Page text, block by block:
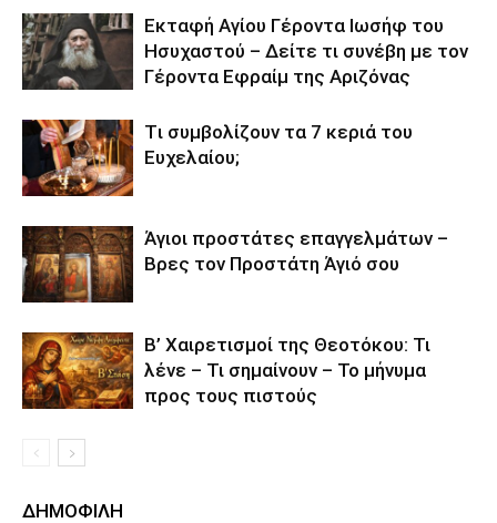
Εκταφή Αγίου Γέροντα Ιωσήφ του
Ησυχαστού – Δείτε τι συνέβη με τον
Γέροντα Εφραίμ της Αριζόνας
Tι συμβολίζουν τα 7 κεριά του
Ευχελαίου;
Άγιοι προστάτες επαγγελμάτων –
Βρες τον Προστάτη Άγιό σου
Β’ Χαιρετισμοί της Θεοτόκου: Τι
λένε – Τι σημαίνουν – Το μήνυμα
προς τους πιστούς
ΔΗΜΟΦΙΛΗ